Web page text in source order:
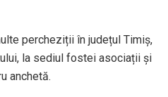
percheziții în județul Timiș,
la sediul fostei asociații și
anchetă.